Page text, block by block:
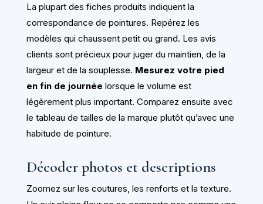
La plupart des fiches produits indiquent la
correspondance de pointures. Repérez les
modèles qui chaussent petit ou grand. Les avis
clients sont précieux pour juger du maintien, de la
largeur et de la souplesse. Mesurez votre pied
en fin de journée lorsque le volume est
légèrement plus important. Comparez ensuite avec
le tableau de tailles de la marque plutôt qu’avec une
habitude de pointure.
Décoder photos et descriptions
Zoomez sur les coutures, les renforts et la texture.